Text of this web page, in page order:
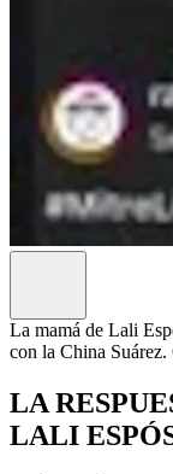
La mamá de Lali
con la China
LA
LALI